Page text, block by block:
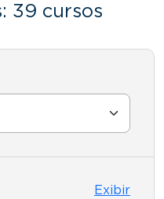
39 cursos
Exibir